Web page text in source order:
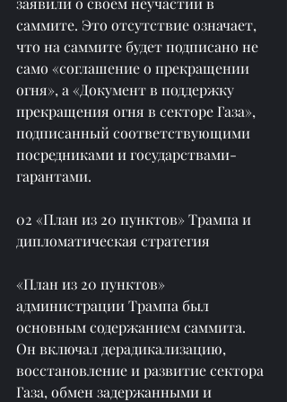
саммите. Это отсутствие означает,
что на саммите будет подписано не
само «соглашение о прекращении
огня», а «Документ в поддержку
прекращения огня в секторе Газа»,
подписанный соответствующими
посредниками и государствами-
гарантами.
02 «План из 20 пунктов» Трампа и
дипломатическая стратегия
«План из 20 пунктов»
администрации Трампа был
основным содержанием саммита.
Он включал дерадикализацию,
восстановление и развитие сектора
Газа, обмен задержанными и